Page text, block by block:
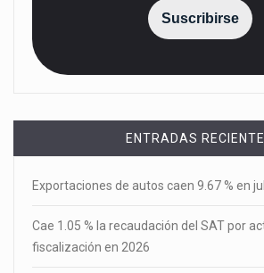
Suscribirse
ENTRADAS
Exportaciones de autos caen 9.67 % en
Cae 1.05 % la recaudación del SAT por
fiscalización en 2026